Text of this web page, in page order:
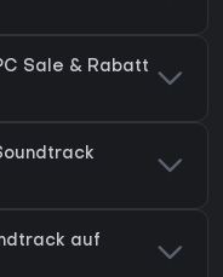
Sale & Rabatt
auf